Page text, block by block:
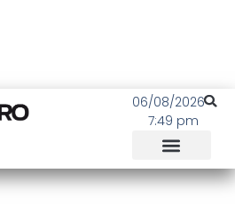
06/08/2026
7:49 pm